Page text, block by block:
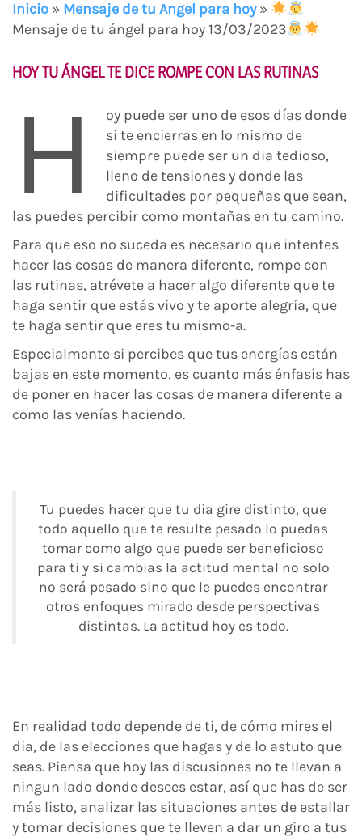
Inicio » Mensaje de tu Angel para hoy»
Mensaje de tu ángel para hoy 13/03/2023
HOY TU ÁNGEL TE DICE ROMPE CON LAS RUTINAS
H
oy puede ser uno de esos días donde
si te encierras en lo mismo de
siempre puede ser un dia tedioso,
lleno de tensiones y donde las
dificultades por pequeñas que sean,
las puedes percibir como montañas en tu camino.
Para que eso no suceda es necesario que intentes
hacer las cosas de manera diferente, rompe con
las rutinas, atrévete a hacer algo diferente que te
haga sentir que estás vivo y te aporte alegría, que
te haga sentir que eres tu mismo-a.
Especialmente si percibes que tus energías están
bajas en este momento, es cuanto más énfasis has
de poner en hacer las cosas de manera diferente a
como las venías haciendo.
Tu puedes hacer que tu dia gire distinto, que
todo aquello que te resulte pesado lo puedas
tomar como algo que puede ser beneficioso
para ti y si cambias la actitud mental no solo
no será pesado sino que le puedes encontrar
otros enfoques mirado desde perspectivas
distintas. La actitud hoy es todo.
En realidad todo depende de ti, de cómo mires el
dia, de las elecciones que hagas y de lo astuto que
seas. Piensa que hoy las discusiones no te llevan a
ningun lado donde desees estar, así que has de ser
más listo, analizar las situaciones antes de estallar
y tomar decisiones que te lleven a dar un giro a tus